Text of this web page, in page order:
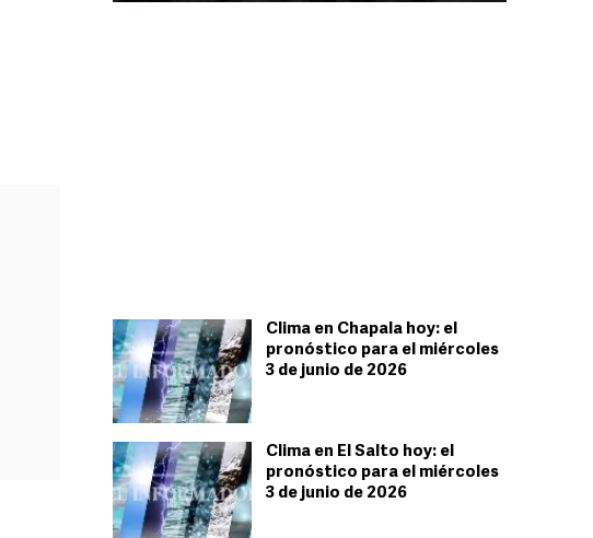
Clima en Chapala hoy: el
pronóstico para el miércoles
3 de junio de 2026
Clima en El Salto hoy: el
pronóstico para el miércoles
3 de junio de 2026